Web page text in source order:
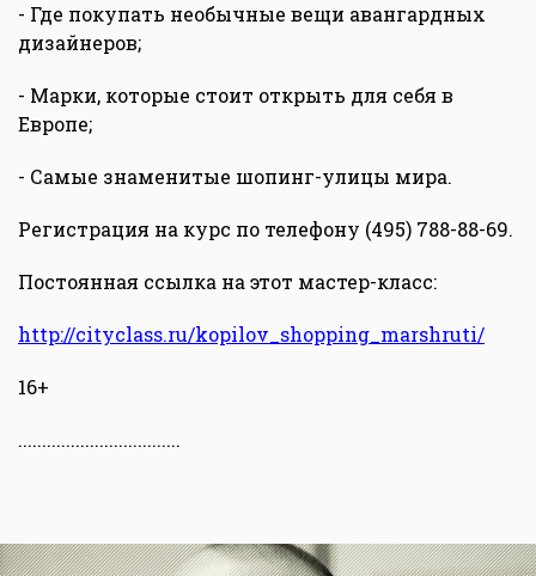
- Где покупать необычные вещи авангардных
дизайнеров;
- Марки, которые стоит открыть для себя в
Европе;
- Самые знаменитые шопинг-улицы мира.
Регистрация на курс по телефону (495) 788-88-69.
Постоянная ссылка на этот мастер-класс:
http://cityclass.ru/kopilov_shopping_marshruti/
16+
..................................